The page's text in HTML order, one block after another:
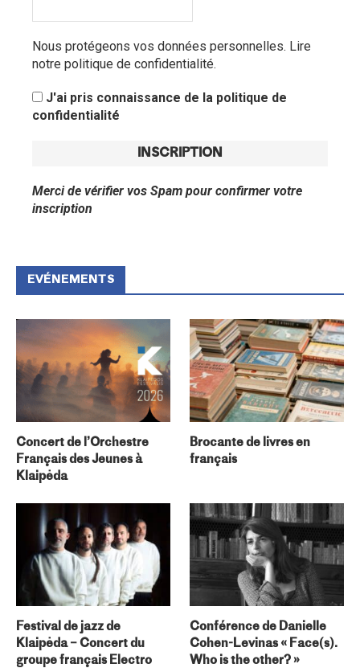
Nous protégeons vos données personnelles. Lire
notre politique de confidentialité.
J'ai pris connaissance de la politique de
confidentialité
Merci de vérifier vos Spam pour confirmer votre
inscription
EVÉNEMENTS
Concert de l’Orchestre
Français des Jeunes à
Klaipėda
Brocante de livres en
français
Festival de jazz de
Klaipėda – Concert du
groupe français Electro
Conférence de Danielle
Cohen-Levinas « Face(s).
Who is the other? »